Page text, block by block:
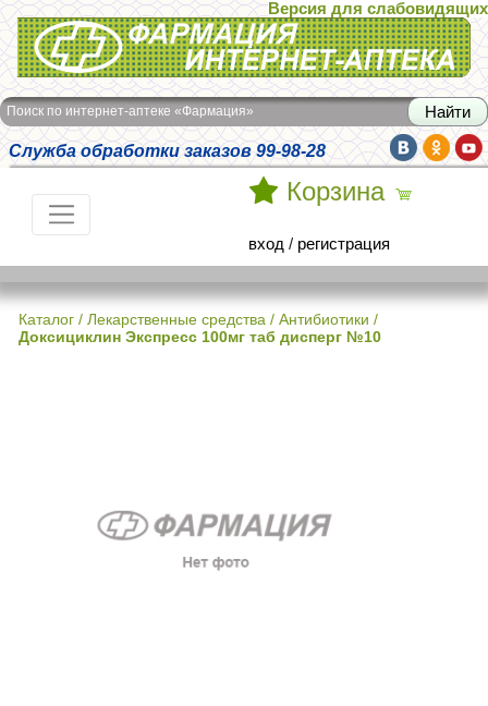
Интернет-аптека Фармация
Версия для слабовидящих
Поиск по интернет-аптеке «Фармация»
Служба обработки заказов 99-98-28
Корзина
вход / регистрация
Каталог / Лекарственные средства / Антибиотики /
Доксициклин Экспресс 100мг таб дисперг №10